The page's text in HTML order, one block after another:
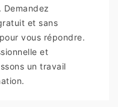
et sans
vous répondre.
et
un travail